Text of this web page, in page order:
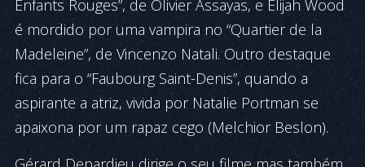
Enfants Rouges”, de Olivier Assayas, e Elijah Wood
é mordido por uma vampira no “Quartier de la
Madeleine”, de Vincenzo Natali. Outro destaque
fica para o “Faubourg Saint-Denis”, quando a
aspirante a atriz, vivida por Natalie Portman se
apaixona por um rapaz cego (Melchior Beslon).